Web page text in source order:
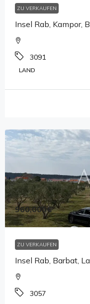
ZU VERKAUFEN
Insel Rab, Kampor,
3091
LAND
960,000€
ZU VERKAUFEN
Insel Rab, Barbat,
3057